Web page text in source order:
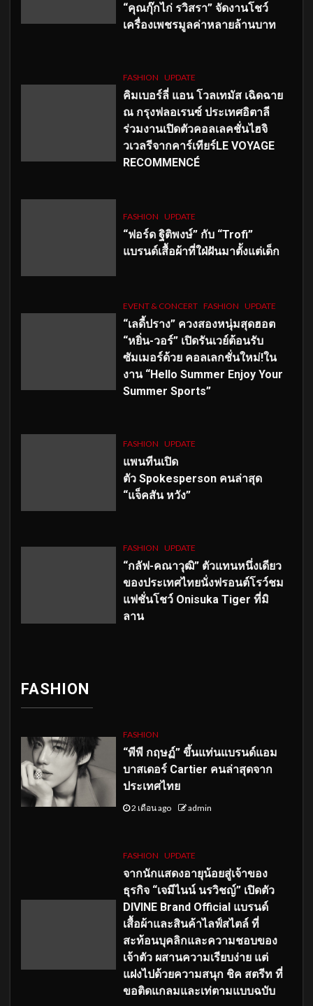
“คุณกุ๊กไก่ รวิสรา” จัดงานโชว์
เครื่องเพชรมูลค่าหลายล้านบาท
FASHION UPDATE
คิมเบอร์ลี่ แอน โวลเทมัส เฉิดฉาย
ณ กรุงฟลอเรนซ์ ประเทศอิตาลี
ร่วมงานเปิดตัวคอลเลคชั่นไฮจิ
วเวลรีจากคาร์เทียร์LE VOYAGE
RECOMMENCÉ
FASHION UPDATE
“ฟอร์ด ฐิติพงษ์” กับ “Trofi”
แบรนด์เสื้อผ้าที่ใฝ่ฝันมาตั้งแต่เด็ก
EVENT & CONCERT FASHION UPDATE
“เลดี้ปราง” ควงสองหนุ่มสุดฮอต
“หยิ่น-วอร์” เปิดรันเวย์ต้อนรับ
ซัมเมอร์ด้วย คอลเลกชั่นใหม่!ใน
งาน “Hello Summer Enjoy Your
Summer Sports”
FASHION UPDATE
แพนทีนเปิด
ตัว Spokesperson คนล่าสุด
“แจ็คสัน หวัง”
FASHION UPDATE
“กลัฟ-คณาวุฒิ” ตัวแทนหนึ่งเดียว
ของประเทศไทยนั่งฟรอนต์โรว์ชม
แฟชั่นโชว์ Onisuka Tiger ที่มิ
ลาน
FASHION
FASHION
“พีพี กฤษฏ์” ขึ้นแท่นแบรนด์แอม
บาสเดอร์ Cartier คนล่าสุดจาก
ประเทศไทย
2 เดือน ago admin
FASHION UPDATE
จากนักแสดงอายุน้อยสู่เจ้าของ
ธุรกิจ “เจมีไนน์ นรวิชญ์” เปิดตัว
DIVINE Brand Official แบรนด์
เสื้อผ้าและสินค้าไลฟ์สไตล์ ที่
สะท้อนบุคลิกและความชอบของ
เจ้าตัว ผสานความเรียบง่าย แต่
แฝงไปด้วยความสนุก ชิค สตรีท ที่
ขอติดแกลมและเท่ตามแบบฉบับ